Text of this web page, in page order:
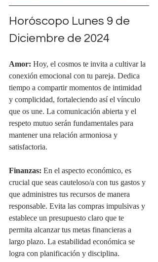
Horóscopo Lunes 9 de
Diciembre de 2024
Amor: Hoy, el cosmos te invita a cultivar la
conexión emocional con tu pareja. Dedica
tiempo a compartir momentos de intimidad
y complicidad, fortaleciendo así el vínculo
que os une. La comunicación abierta y el
respeto mutuo serán fundamentales para
mantener una relación armoniosa y
satisfactoria.
Finanzas: En el aspecto económico, es
crucial que seas cauteloso/a con tus gastos y
que administres tus recursos de manera
responsable. Evita las compras impulsivas y
establece un presupuesto claro que te
permita alcanzar tus metas financieras a
largo plazo. La estabilidad económica se
logra con planificación y disciplina.